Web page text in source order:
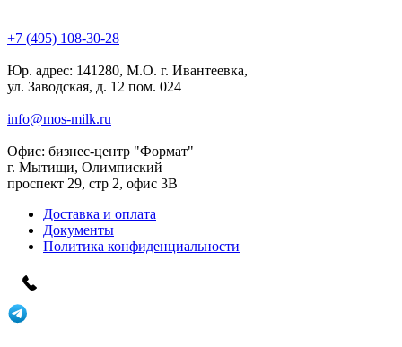
+7 (495) 108-30-28
Юр. адрес: 141280, М.О. г. Ивантеевка,
ул. Заводская, д. 12 пом. 024
info@mos-milk.ru
Офис: бизнес-центр "Формат"
г. Мытищи, Олимпиский
проспект 29, стр 2, офис 3B
Доставка и оплата
Документы
Политика конфиденциальности